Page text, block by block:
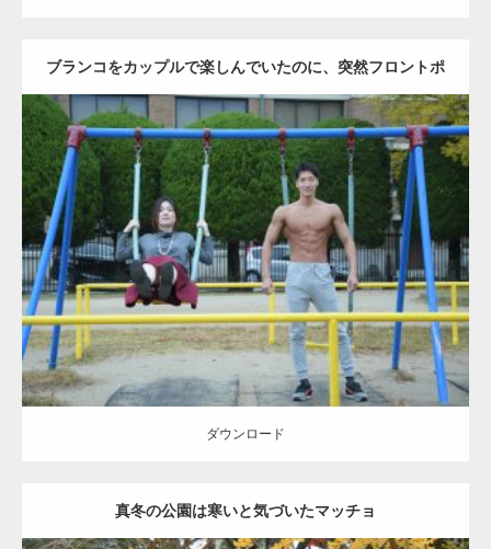
ブランコをカップルで楽しんでいたのに、突然フロントポ
ーズをするマッチョ
Update: 2021.07.6
Category:公園のマッチョ その他 AKIHITO(細マッチョ) 腹筋 大胸筋
ダウンロード
ダウンロード
真冬の公園は寒いと気づいたマッチョ